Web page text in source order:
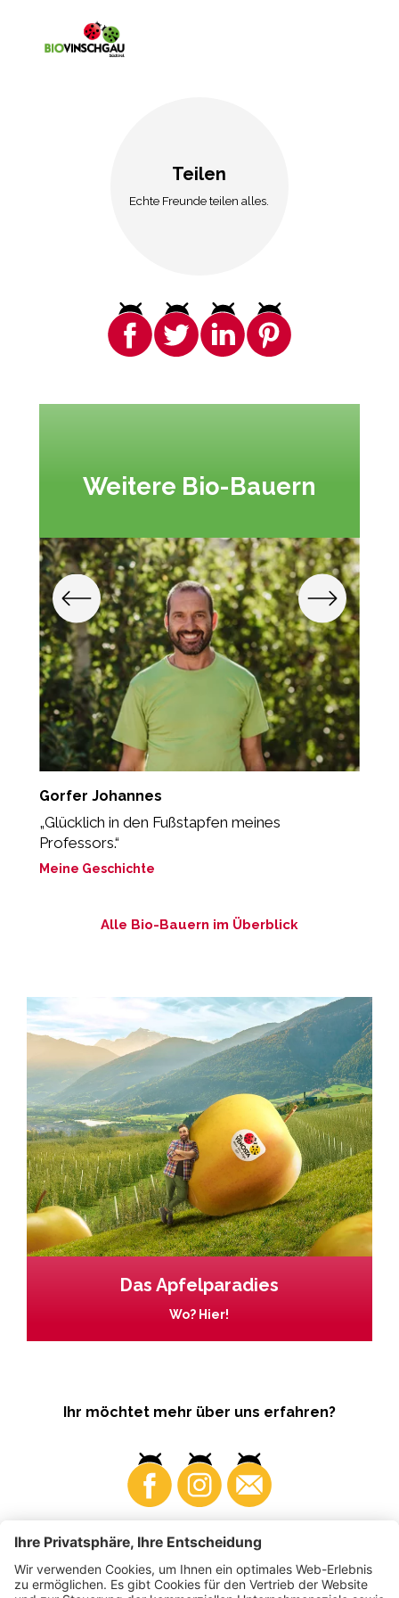
Teilen
Echte Freunde teilen alles.
Weitere Bio-Bauern
Gorfer Johannes
„Glücklich in den Fußstapfen meines
Professors.“
Meine Geschichte
Alle Bio-Bauern im Überblick
Das Apfelparadies
Wo? Hier!
Ihr möchtet mehr über uns erfahren?
Business Produzenten